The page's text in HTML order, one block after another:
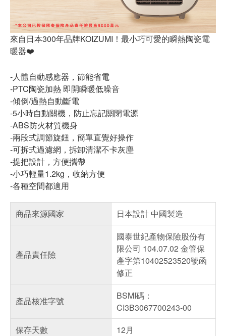
來自日本300年品牌KOIZUMI！最小巧可愛的瞬熱陶瓷電
暖器❤️
-人體自動感應器，節能省電
-PTC陶瓷加熱 即開瞬暖低噪音
-傾倒/過熱自動斷電
-5小時自動關機，防止忘記關閉電源
-ABS防火材質機身
-兩段式調節旋鈕，簡單直覺好操作
-可拆式過濾網，拆卸清潔不卡灰塵
-提把設計，方便攜帶
-小巧輕量1.2kg，收納方便
-各種空間都適用
商品來源國家 日本設計 中國製造
產品責任險
國泰世紀產物保險股份有
限公司 104.07.02 金管保
產字第10402523520號函
修正
產品核准字號
BSMI碼：
CI3B3067700243-00
保存天數
12月